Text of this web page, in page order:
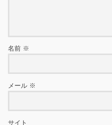
名前 ※
メール ※
サイト